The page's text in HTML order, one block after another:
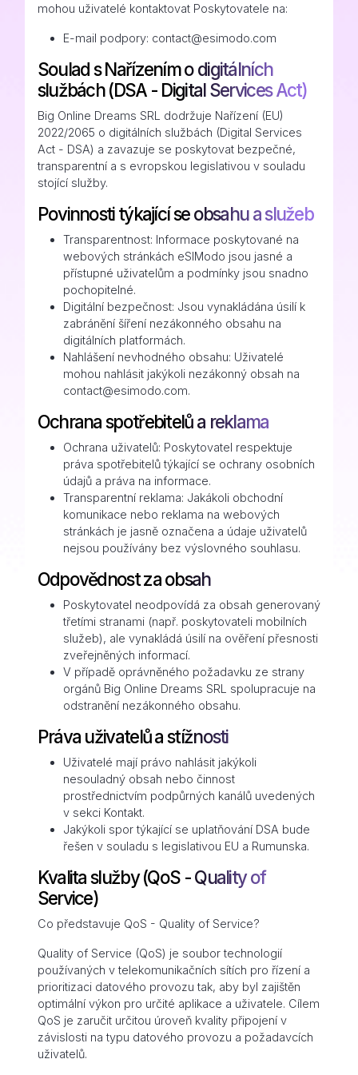
mohou uživatelé kontaktovat Poskytovatele na:
E-mail podpory: contact@esimodo.com
Soulad s Nařízením o digitálních
službách (DSA - Digital Services Act)
Big Online Dreams SRL dodržuje Nařízení (EU)
2022/2065 o digitálních službách (Digital Services
Act - DSA) a zavazuje se poskytovat bezpečné,
transparentní a s evropskou legislativou v souladu
stojící služby.
Povinnosti týkající se obsahu a služeb
Transparentnost: Informace poskytované na
webových stránkách eSIModo jsou jasné a
přístupné uživatelům a podmínky jsou snadno
pochopitelné.
Digitální bezpečnost: Jsou vynakládána úsilí k
zabránění šíření nezákonného obsahu na
digitálních platformách.
Nahlášení nevhodného obsahu: Uživatelé
mohou nahlásit jakýkoli nezákonný obsah na
contact@esimodo.com.
Ochrana spotřebitelů a reklama
Ochrana uživatelů: Poskytovatel respektuje
práva spotřebitelů týkající se ochrany osobních
údajů a práva na informace.
Transparentní reklama: Jakákoli obchodní
komunikace nebo reklama na webových
stránkách je jasně označena a údaje uživatelů
nejsou používány bez výslovného souhlasu.
Odpovědnost za obsah
Poskytovatel neodpovídá za obsah generovaný
třetími stranami (např. poskytovateli mobilních
služeb), ale vynakládá úsilí na ověření přesnosti
zveřejněných informací.
V případě oprávněného požadavku ze strany
orgánů Big Online Dreams SRL spolupracuje na
odstranění nezákonného obsahu.
Práva uživatelů a stížnosti
Uživatelé mají právo nahlásit jakýkoli
nesouladný obsah nebo činnost
prostřednictvím podpůrných kanálů uvedených
v sekci Kontakt.
Jakýkoli spor týkající se uplatňování DSA bude
řešen v souladu s legislativou EU a Rumunska.
Kvalita služby (QoS - Quality of
Service)
Co představuje QoS - Quality of Service?
Quality of Service (QoS) je soubor technologií
používaných v telekomunikačních sítích pro řízení a
prioritizaci datového provozu tak, aby byl zajištěn
optimální výkon pro určité aplikace a uživatele. Cílem
QoS je zaručit určitou úroveň kvality připojení v
závislosti na typu datového provozu a požadavcích
uživatelů.